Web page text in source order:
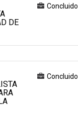
DE
Concluido
Concluido